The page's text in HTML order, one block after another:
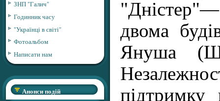
ЗНП "Галич"
Годинник часу
"Українці в світі"
Фотоальбом
Написати нам
Анонси подій
двома
Януша
підтримку